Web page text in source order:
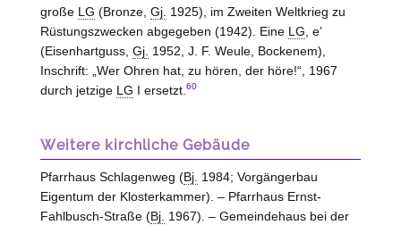
große LG (Bronze, Gj. 1925), im Zweiten Weltkrieg zu
Rüstungszwecken abgegeben (1942). Eine LG, e’
(Eisenhartguss, Gj. 1952, J. F. Weule, Bockenem),
Inschrift: „Wer Ohren hat, zu hören, der höre!“, 1967
durch jetzige LG I ersetzt.60
Weitere kirchliche Gebäude
Pfarrhaus Schlagenweg (Bj. 1984; Vorgängerbau
Eigentum der Klosterkammer). – Pfarrhaus Ernst-
Fahlbusch-Straße (Bj. 1967). – Gemeindehaus bei der